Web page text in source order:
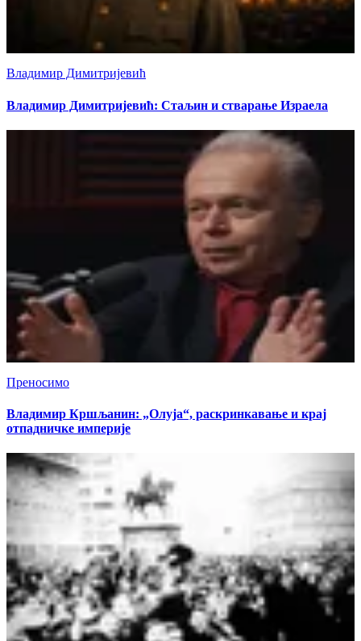
Владимир Димитријевић
Владимир Димитријевић: Стаљин и стварање Израела
Преносимо
Владимир Кршљанин: „Олуја“, раскринкавање и крај
отпадничке империје